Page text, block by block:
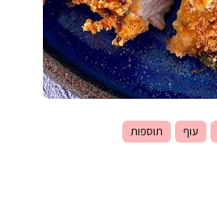
עוף תוספות